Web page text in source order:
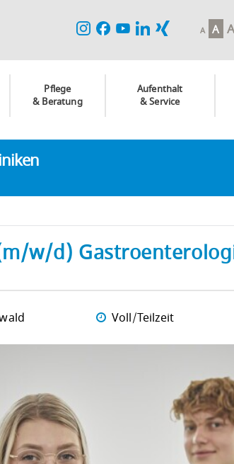
A A A
Pflege
& Beratung
Aufenthalt
& Service
w/d)
Voll/Teilzeit